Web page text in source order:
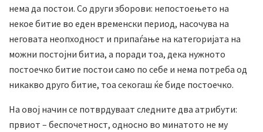
нема да постои. Со други зборови: непостоењето на
некое битие во еден временски период, насочува на
неговата неопходност и припаѓање на категоријата на
можни постојни битиа, а поради тоа, дека нужното
постоечко битие постои само по себе и нема потреба од
никакво друго битие, тоа секогаш ќе биде постоечко.
На овој начин се потврдуваат следните два атрибути:
првиот – беспочетност, односно во минатото не му